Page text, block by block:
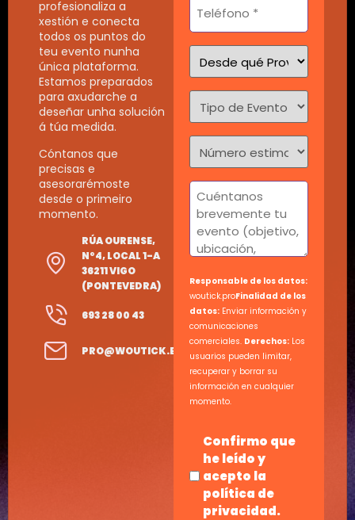
profesionaliza a
xestión e conecta
todos os puntos do
teu evento nunha
única plataforma.
Estamos preparados
para axudarche a
deseñar unha solución
á túa medida.
Cóntanos que
precisas e
asesorarémoste
desde o primeiro
momento.
RÚA OURENSE,
Nº4, LOCAL 1-A
36211 VIGO
(PONTEVEDRA)
693 28 00 43
PRO@WOUTICK.ES
Desde
qué
Provincia
nos
escribes
Sin
nombre
*
Mensaje
Responsable de los datos:
woutick.proFinalidad de los
datos:Enviar información y
comunicaciones
comerciales. Derechos:Los
usuarios pueden limitar,
recuperar y borrar su
información en cualquier
momento.
Política
de
privacidad
*
Confirmo que
he leído y
acepto la
política de
privacidad.